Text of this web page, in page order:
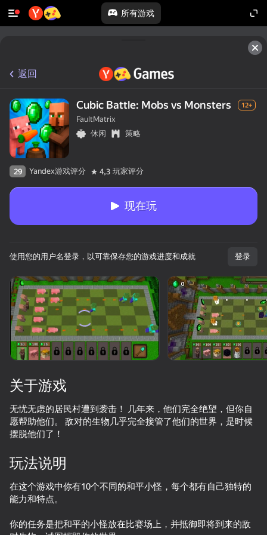
所有游戏
旋转设备
此游戏仅支持 横屏
方向
开始游戏
99 Nights in the Forest with Noob and Pro!
Rainbow friends escape
Collect gold: noob vs everyone!!
返回
Cubic Battle: Mobs vs Monsters 12+
FaultMatrix
休闲
策略
29 Yandex游戏评分 4,3 玩家评分
现在玩
使用您的用户名登录，以可靠保存您的游戏进度和成就 登录
关于游戏
无忧无虑的居民村遭到袭击！ 几年来，他们完全绝望，但你自
愿帮助他们。 敌对的生物几乎完全接管了他们的世界，是时候
摆脱他们了！
玩法说明
在这个游戏中你有10个不同的和平小怪，每个都有自己独特的
能力和特点。
你的任务是把和平的小怪放在比赛场上，并抵御即将到来的敌